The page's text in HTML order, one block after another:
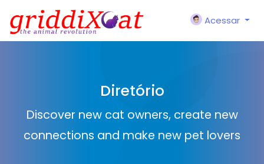
Acessar
Diretório
Discover new cat owners, create new
connections and make new pet lovers